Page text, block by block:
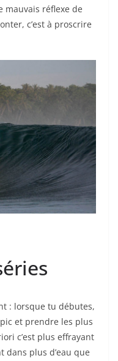
mauvais réflexe de
c’est à proscrire
: lorsque tu débutes,
et prendre les plus
c’est plus effrayant
dans plus d’eau que